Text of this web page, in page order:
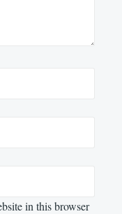
in this browser